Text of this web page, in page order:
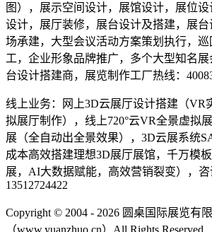
图），展示空间设计，展馆设计，展位
设计，展厅装修，展台设计及搭建，展
场承建，大型会议活动方案策划执行，
工，企业形象品牌推广，多个大型知名
台设计搭建商，展览制作工厂热线：
线上业务：网上3D云展厅设计搭建（VR
拟展厅制作），线上720°云VR全景虚拟
展（全自动出全景效果），3D云展系统
成本高效搭建理想3D展厅展馆，千万模
展，AI大数据赋能，高效营销裂变），咨
13512724422
Copyright © 2004 - 2026 圆桌国际展览有
（www.yuanzhuo.cn）All Rights Reserved